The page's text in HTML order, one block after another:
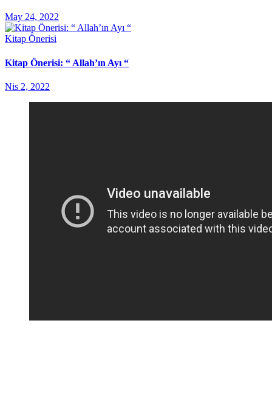
May 24, 2022
Kitap Önerisi
Kitap Önerisi: “ Allah’ın Ayı “
Nis 2, 2022